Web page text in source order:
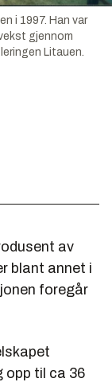
i 1997. Han var
gjennom
Litauen.
av
blant annet i
foregår
opp til ca 36